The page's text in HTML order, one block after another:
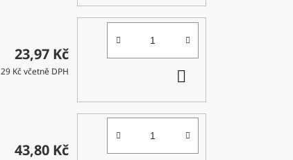
23,97 Kč
29 Kč včetně DPH
43,80 Kč